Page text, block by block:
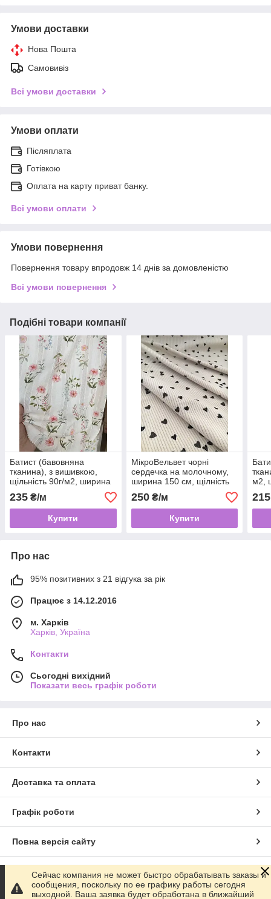
Умови доставки
Нова Пошта
Самовивіз
Всі умови доставки
Умови оплати
Післяплата
Готівкою
Оплата на карту приват банку.
Всі умови оплати
Умови повернення
Повернення товару впродовж 14 днів за домовленістю
Всі умови повернення
Подібні товари компанії
Батист (бавовняна
тканина), з вишивкою,
щільність 90г/м2, ширина
145см, польові квіти на
білому
235 ₴/м
Купити
МікроВельвет чорні
сердечка на молочному,
ширина 150 см, щілність
250 гм/м2
250₴/м
Купити
м2,
215
Про нас
95% позитивних з 21 відгука за рік
Працює з 14.12.2016
м. Харків
Харків, Україна
Контакти
Сьогодні вихідний
Показати весь графік роботи
Про нас
Контакти
Доставка та оплата
Графік роботи
Повна версія сайту
Сайт створено на маркетплейсі Prom.ua
Сейчас компания не может быстро обрабатывать заказы и
сообщения, поскольку по ее графику работы сегодня
выходной. Ваша заявка будет обработана в ближайший